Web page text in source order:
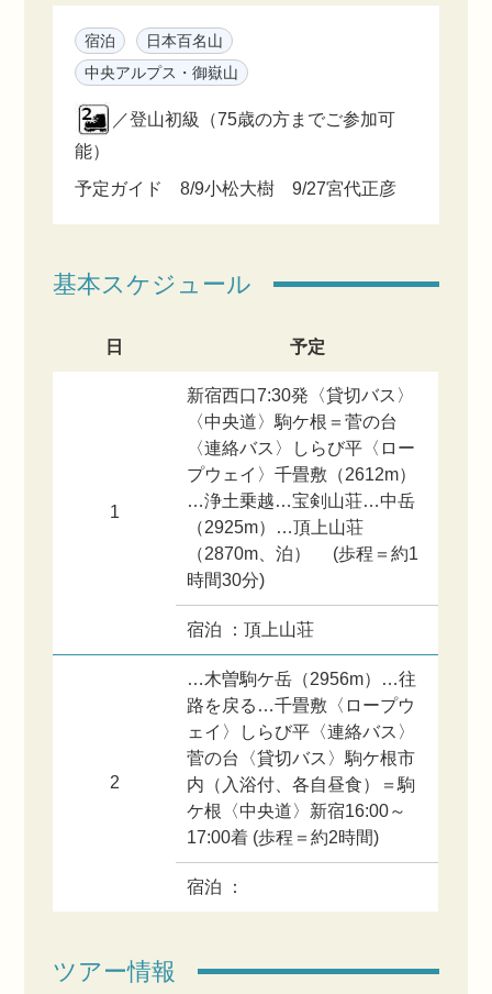
宿泊
日本百名山
中央アルプス・御嶽山
／登山初級（75歳の方までご参加可
能）
予定ガイド 8/9小松大樹 9/27宮代正彦
基本スケジュール
日 予定
1
新宿西口7:30発〈貸切バス〉
〈中央道〉駒ケ根＝菅の台
〈連絡バス〉しらび平〈ロー
プウェイ〉千畳敷（2612m）
…浄土乗越…宝剣山荘…中岳
（2925m）…頂上山荘
（2870m、泊） (歩程＝約1
時間30分)
宿泊 ：頂上山荘
2
…木曽駒ケ岳（2956m）…往
路を戻る…千畳敷〈ロープウ
ェイ〉しらび平〈連絡バス〉
菅の台〈貸切バス〉駒ケ根市
内（入浴付、各自昼食）＝駒
ケ根〈中央道〉新宿16:00～
17:00着 (歩程＝約2時間)
宿泊 ：
ツアー情報